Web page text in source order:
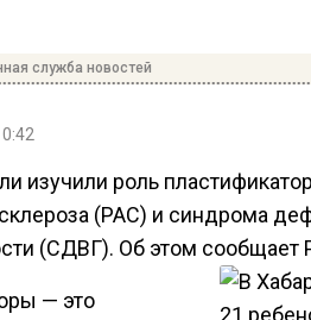
служба новостей
изучили роль
(РАС) и синдрома
(СДВГ). Об этом сообщает
— это